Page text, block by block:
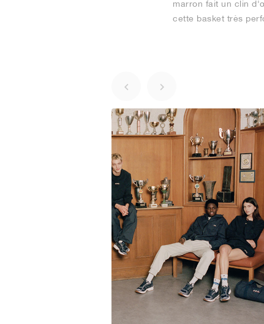
marron fait un clin
cette basket très